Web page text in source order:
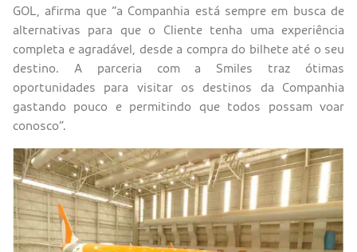
GOL, afirma que “a Companhia está sempre em busca de
alternativas para que o Cliente tenha uma experiência
completa e agradável, desde a compra do bilhete até o seu
destino. A parceria com a Smiles traz ótimas
oportunidades para visitar os destinos da Companhia
gastando pouco e permitindo que todos possam voar
conosco”.